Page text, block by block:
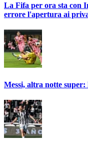
La Fifa per ora sta con
errore l'apertura ai
Messi, altra notte